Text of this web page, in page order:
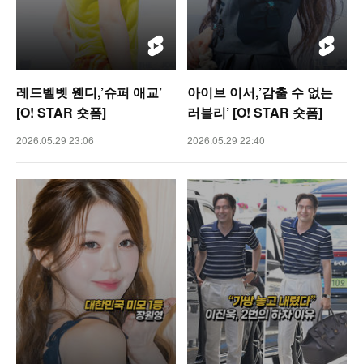
레드벨벳 웬디,’슈퍼 애교’
[O! STAR 숏폼]
2026.05.29 23:06
아이브 이서,’감출 수 없는
러블리’ [O! STAR 숏폼]
2026.05.29 22:40